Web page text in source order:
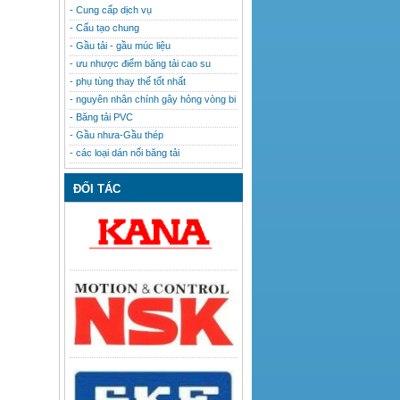
- Cung cấp dịch vụ
- Cấu tạo chung
- Gầu tải - gầu múc liệu
- ưu nhược điểm băng tải cao su
- phụ tùng thay thế tốt nhất
- nguyên nhân chính gây hỏng vòng bi
- Băng tải PVC
- Gầu nhưa-Gầu thép
- các loại dán nối băng tải
ĐỐI TÁC